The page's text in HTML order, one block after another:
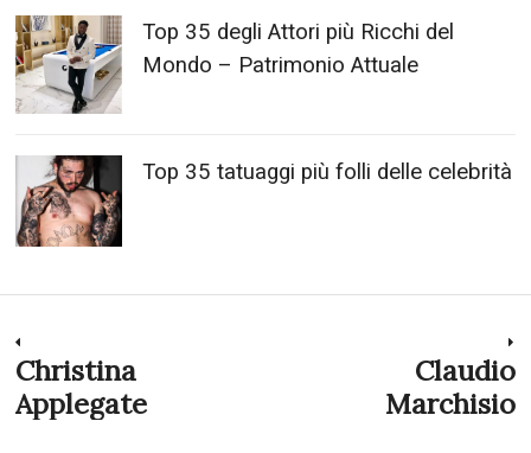
Top 35 degli Attori più Ricchi del
Mondo – Patrimonio Attuale
Top 35 tatuaggi più folli delle celebrità
Navigazione
articoli
Previous
post:
Christina
Applegate
Claudio
Marchisio